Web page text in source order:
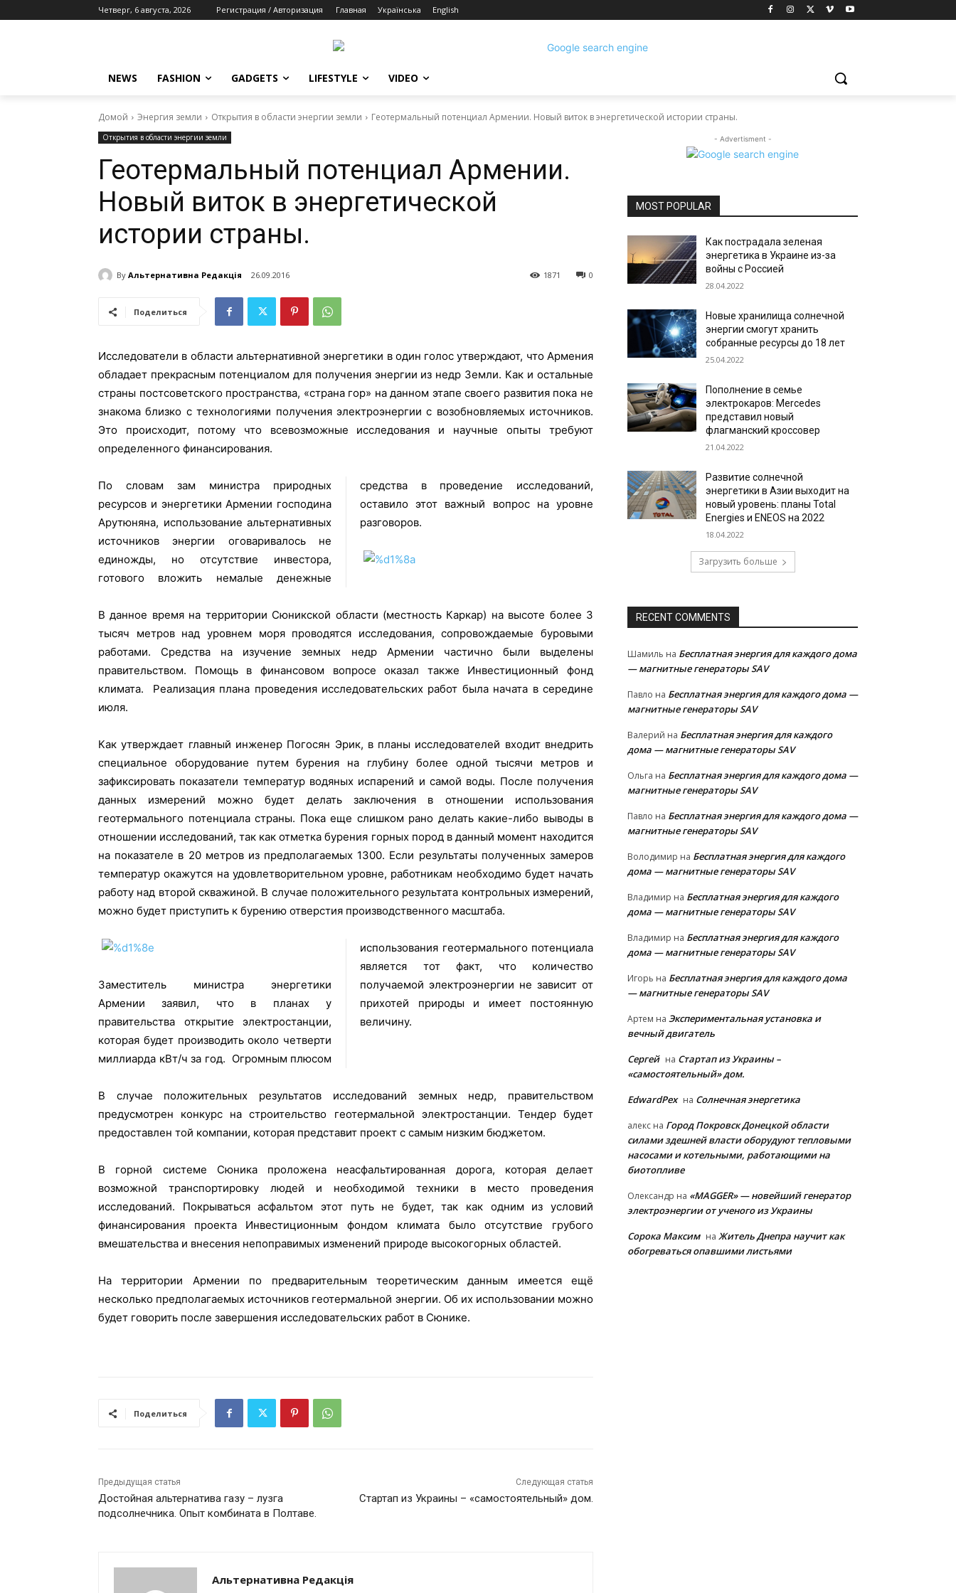
Четверг, 6 августа, 2026 Регистрация / Авторизация Главная Українська English
NEWS FASHION GADGETS LIFESTYLE VIDEO
Домой Энергия земли Открытия в области энергии земли Геотермальный потенциал Армении. Новый виток в энергетической истории страны.
Открытия в области энергии земли
Геотермальный потенциал Армении.
Новый виток в энергетической
истории страны.
By Альтернативна Редакція 26.09.2016 0
1871
Поделиться
Исследователи в области альтернативной энергетики в один голос утверждают, что Армения
обладает прекрасным потенциалом для получения энергии из недр Земли. Как и остальные
страны постсоветского пространства, «страна гор» на данном этапе своего развития пока не
знакома близко с технологиями получения электроэнергии с возобновляемых источников.
Это происходит, потому что всевозможные исследования и научные опыты требуют
определенного финансирования.
По словам зам министра природных
ресурсов и энергетики Армении господина
Арутюняна, использование альтернативных
источников энергии оговаривалось не
единожды, но отсутствие инвестора,
готового вложить немалые денежные
средства в проведение исследований,
оставило этот важный вопрос на уровне
разговоров.
В данное время на территории Сюникской области (местность Каркар) на высоте более 3
тысяч метров над уровнем моря проводятся исследования, сопровождаемые буровыми
работами. Средства на изучение земных недр Армении частично были выделены
правительством. Помощь в финансовом вопросе оказал также Инвестиционный фонд
климата. Реализация плана проведения исследовательских работ была начата в середине
июля.
Как утверждает главный инженер Погосян Эрик, в планы исследователей входит внедрить
специальное оборудование путем бурения на глубину более одной тысячи метров и
зафиксировать показатели температур водяных испарений и самой воды. После получения
данных измерений можно будет делать заключения в отношении использования
геотермального потенциала страны. Пока еще слишком рано делать какие-либо выводы в
отношении исследований, так как отметка бурения горных пород в данный момент находится
на показателе в 20 метров из предполагаемых 1300. Если результаты полученных замеров
температур окажутся на удовлетворительном уровне, работникам необходимо будет начать
работу над второй скважиной. В случае положительного результата контрольных измерений,
можно будет приступить к бурению отверстия производственного масштаба.
Заместитель министра энергетики
Армении заявил, что в планах у
правительства открытие электростанции,
которая будет производить около четверти
миллиарда кВт/ч за год. Огромным плюсом
использования геотермального потенциала
является тот факт, что количество
получаемой электроэнергии не зависит от
прихотей природы и имеет постоянную
величину.
В случае положительных результатов исследований земных недр, правительством
предусмотрен конкурс на строительство геотермальной электростанции. Тендер будет
предоставлен той компании, которая представит проект с самым низким бюджетом.
В горной системе Сюника проложена неасфальтированная дорога, которая делает
возможной транспортировку людей и необходимой техники в место проведения
исследований. Покрываться асфальтом этот путь не будет, так как одним из условий
финансирования проекта Инвестиционным фондом климата было отсутствие грубого
вмешательства и внесения непоправимых изменений природе высокогорных областей.
На территории Армении по предварительным теоретическим данным имеется ещё
несколько предполагаемых источников геотермальной энергии. Об их использовании можно
будет говорить после завершения исследовательских работ в Сюнике.
Поделиться
Предыдущая статья
Достойная альтернатива газу – лузга
подсолнечника. Опыт комбината в Полтаве.
Следующая статья
Стартап из Украины – «самостоятельный» дом.
Альтернативна Редакція
- Advertisment -
MOST POPULAR
Как пострадала зеленая
энергетика в Украине из-за
войны с Россией
28.04.2022
Новые хранилища солнечной
энергии смогут хранить
собранные ресурсы до 18 лет
25.04.2022
Пополнение в семье
электрокаров: Mercedes
представил новый
флагманский кроссовер
21.04.2022
Развитие солнечной
энергетики в Азии выходит на
новый уровень: планы Total
Energies и ENEOS на 2022
18.04.2022
Загрузить больше
RECENT COMMENTS
Шамиль на Бесплатная энергия для каждого дома
— магнитные генераторы SAV
Павло на Бесплатная энергия для каждого дома —
магнитные генераторы SAV
Валерий на Бесплатная энергия для каждого
дома — магнитные генераторы SAV
Ольга на Бесплатная энергия для каждого дома —
магнитные генераторы SAV
Павло на Бесплатная энергия для каждого дома —
магнитные генераторы SAV
Володимир на Бесплатная энергия для каждого
дома — магнитные генераторы SAV
Владимир на Бесплатная энергия для каждого
дома — магнитные генераторы SAV
Владимир на Бесплатная энергия для каждого
дома — магнитные генераторы SAV
Игорь на Бесплатная энергия для каждого дома
— магнитные генераторы SAV
Артем на Экспериментальная установка и
вечный двигатель
Сергей на Стартап из Украины –
«самостоятельный» дом.
EdwardPex на Солнечная энергетика
алекс на Город Покровск Донецкой области
силами здешней власти оборудуют тепловыми
насосами и котельными, работающими на
биотопливе
Олександр на «MAGGER» — новейший генератор
электроэнергии от ученого из Украины
Сорока Максим на Житель Днепра научит как
обогреваться опавшими листьями